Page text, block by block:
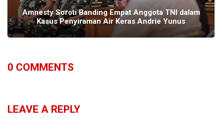
Amnesty Soroti Banding Empat Anggota TNI dalam
Kasus Penyiraman Air Keras Andrie Yunus
0 COMMENTS
LEAVE A REPLY